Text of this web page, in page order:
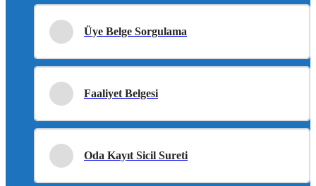
Üye Belge Sorgulama
Faaliyet Belgesi
Oda Kayıt Sicil Sureti